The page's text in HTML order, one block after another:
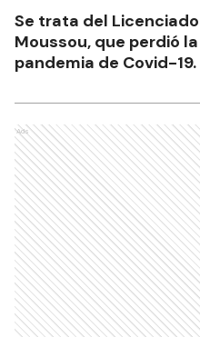
Se trata del
Moussou, que perdió
pandemia de Covid-19.
Ads